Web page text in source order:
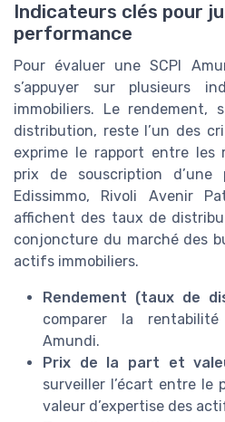
Indicateurs clés pour
performance
Pour évaluer une SCPI
s’appuyer sur plusieurs
immobiliers. Le rendement,
distribution, reste l’un des
exprime le rapport entre les
prix de souscription d’une
Edissimmo, Rivoli Avenir
affichent des taux de
conjoncture du marché des
actifs immobiliers.
Rendement (taux de
comparer la
Amundi.
Prix de la part et
surveiller l’écart entre le
valeur d’expertise des